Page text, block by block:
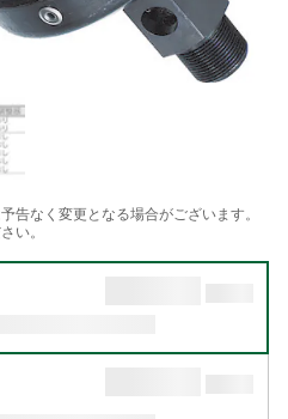
告なく変更となる場合がございます。
い。